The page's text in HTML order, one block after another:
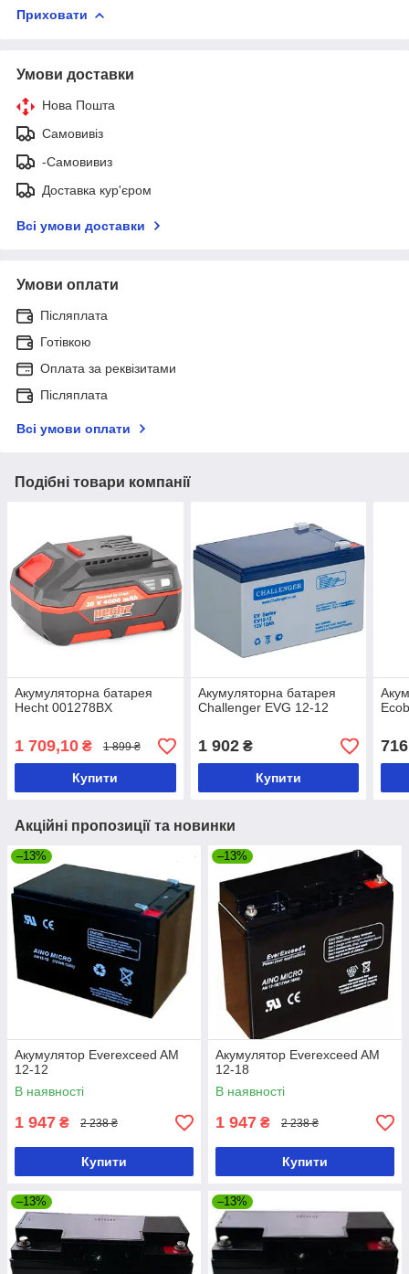
Приховати
Умови доставки
Нова Пошта
Самовивіз
-Самовивиз
Доставка кур'єром
Всі умови доставки
Умови оплати
Післяплата
Готівкою
Оплата за реквізитами
Післяплата
Всі умови оплати
Подібні товари компанії
Акумуляторна батарея
Hecht 001278BX
1 709,10 ₴ 1 899 ₴
Купити
Акумуляторна батарея
Challenger EVG 12-12
1 902₴
Купити
716
Акційні пропозиції та новинки
–13%
Акумулятор Everexceed AM
12-12
В наявності
1 947 ₴ 2 238 ₴
Купити
–13%
Акумулятор Everexceed AM
12-18
В наявності
1 947 ₴ 2 238 ₴
Купити
–13% –13%